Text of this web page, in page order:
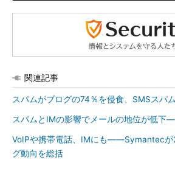
関連記事
スパムがブログの74％を侵食、SMSスパ
スパムとIMの影響でメールの地位が低
VoIPや携帯電話、IMにも――Symantecが
グ動向を総括